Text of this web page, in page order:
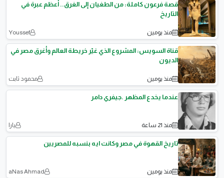
قصة فرعون كاملة: من الطغيان إلى الغرق.. أعظم عبرة في
التاريخ
منذ يومين Youssef
قناة السويس: المشروع الذي غيّر خريطة العالم وأغرق مصر في
الديون
منذ يومين محمود ثابت
عندما يخدع المظهر .جيفري دامر
منذ 21 ساعة يارا
تاريخ القهوة في مصر وكانت ايه بنسبه للمصريين
منذ يومين aNas Ahmad